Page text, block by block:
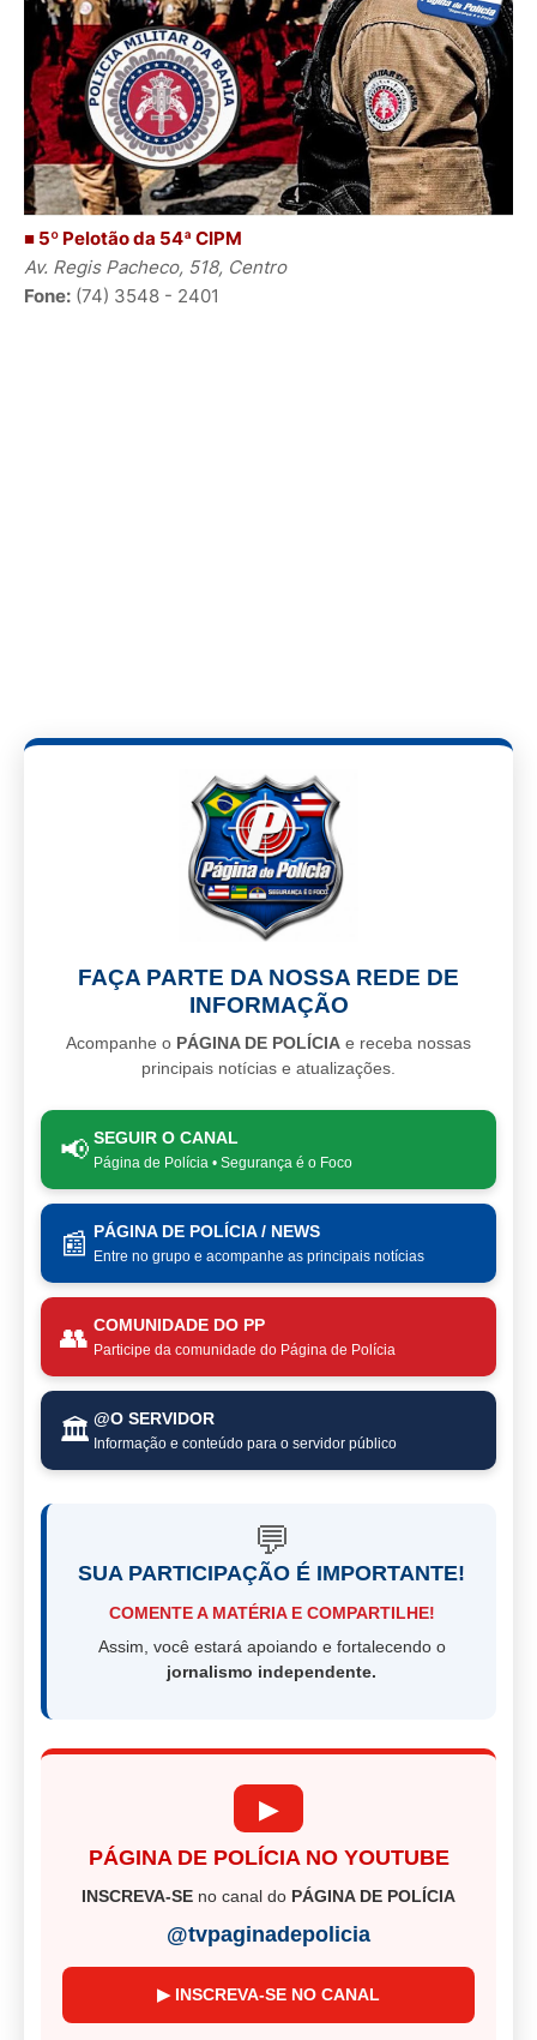
■ 5º Pelotão da 54ª CIPM
Av. Regis Pacheco, 518, Centro
Fone: (74) 3548 - 2401
FAÇA PARTE DA NOSSA REDE DE
INFORMAÇÃO
Acompanhe o PÁGINA DE POLÍCIA e receba nossas
principais notícias e atualizações.
📢 SEGUIR O CANAL
Página de Polícia • Segurança é o Foco
📰 PÁGINA DE POLÍCIA / NEWS
Entre no grupo e acompanhe as principais notícias
👥 COMUNIDADE DO PP
Participe da comunidade do Página de Polícia
🏛️ @O SERVIDOR
Informação e conteúdo para o servidor público
💬
SUA PARTICIPAÇÃO É IMPORTANTE!
COMENTE A MATÉRIA E COMPARTILHE!
Assim, você estará apoiando e fortalecendo o
jornalismo independente.
▶
PÁGINA DE POLÍCIA NO YOUTUBE
INSCREVA-SE no canal do PÁGINA DE POLÍCIA
@tvpaginadepolicia
▶ INSCREVA-SE NO CANAL